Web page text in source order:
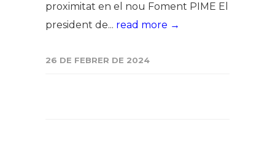
proximitat en el nou Foment PIME El
president de... read more →
26 DE FEBRER DE 2024